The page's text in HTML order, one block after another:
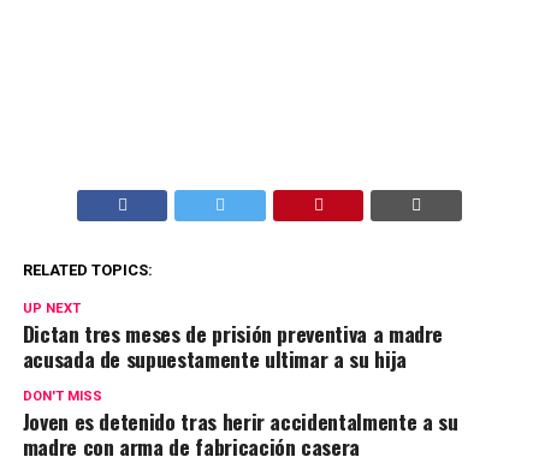
RELATED TOPICS:
UP NEXT
Dictan tres meses de prisión preventiva a madre
acusada de supuestamente ultimar a su hija
DON'T MISS
Joven es detenido tras herir accidentalmente a su
madre con arma de fabricación casera